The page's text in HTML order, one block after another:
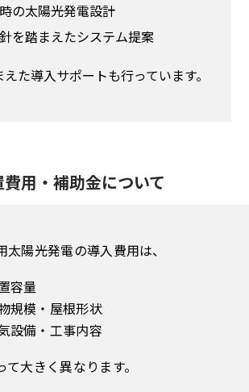
の太陽光発電設計
を踏まえたシステム提案
た導入サポートも行っています。
費用・補助金について
太陽光発電の導入費用は、
容量
規模・屋根形状
設備・工事内容
て大きく異なります。